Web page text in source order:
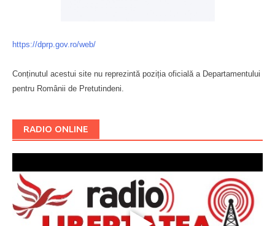
https://dprp.gov.ro/web/
Conținutul acestui site nu reprezintă poziția oficială a Departamentului
pentru Românii de Pretutindeni.
RADIO ONLINE